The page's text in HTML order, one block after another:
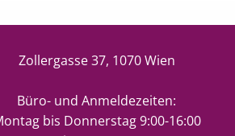
Zollergasse 37, 1070 Wien
Büro- und Anmeldezeiten:
bis Donnerstag 9:00-16:00